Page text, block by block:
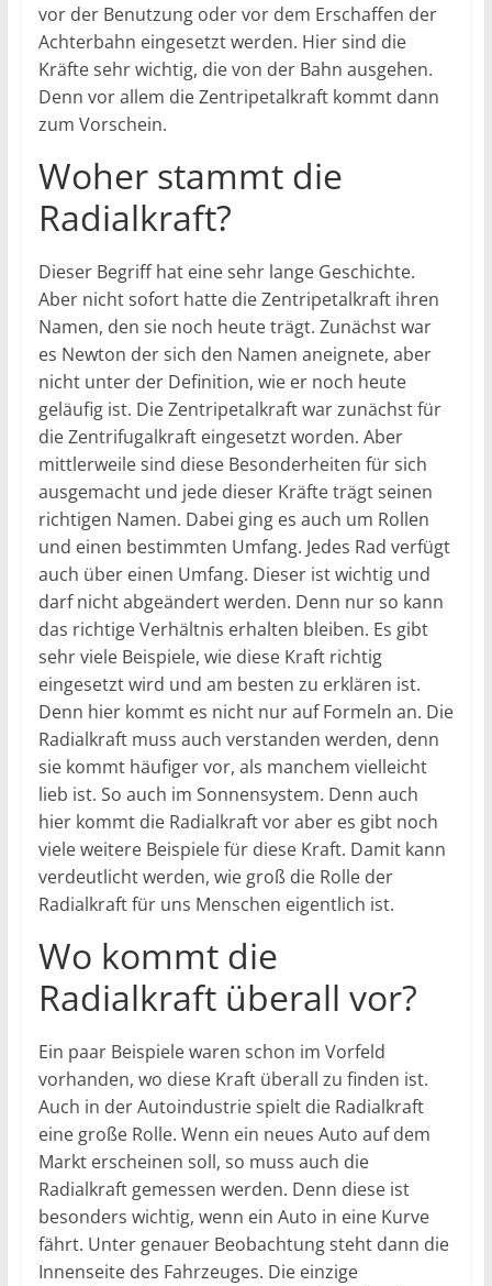
vor der Benutzung oder vor dem Erschaffen der
Achterbahn eingesetzt werden. Hier sind die
Kräfte sehr wichtig, die von der Bahn ausgehen.
Denn vor allem die Zentripetalkraft kommt dann
zum Vorschein.
Woher stammt die
Radialkraft?
Dieser Begriff hat eine sehr lange Geschichte.
Aber nicht sofort hatte die Zentripetalkraft ihren
Namen, den sie noch heute trägt. Zunächst war
es Newton der sich den Namen aneignete, aber
nicht unter der Definition, wie er noch heute
geläufig ist. Die Zentripetalkraft war zunächst für
die Zentrifugalkraft eingesetzt worden. Aber
mittlerweile sind diese Besonderheiten für sich
ausgemacht und jede dieser Kräfte trägt seinen
richtigen Namen. Dabei ging es auch um Rollen
und einen bestimmten Umfang. Jedes Rad verfügt
auch über einen Umfang. Dieser ist wichtig und
darf nicht abgeändert werden. Denn nur so kann
das richtige Verhältnis erhalten bleiben. Es gibt
sehr viele Beispiele, wie diese Kraft richtig
eingesetzt wird und am besten zu erklären ist.
Denn hier kommt es nicht nur auf Formeln an. Die
Radialkraft muss auch verstanden werden, denn
sie kommt häufiger vor, als manchem vielleicht
lieb ist. So auch im Sonnensystem. Denn auch
hier kommt die Radialkraft vor aber es gibt noch
viele weitere Beispiele für diese Kraft. Damit kann
verdeutlicht werden, wie groß die Rolle der
Radialkraft für uns Menschen eigentlich ist.
Wo kommt die
Radialkraft überall vor?
Ein paar Beispiele waren schon im Vorfeld
vorhanden, wo diese Kraft überall zu finden ist.
Auch in der Autoindustrie spielt die Radialkraft
eine große Rolle. Wenn ein neues Auto auf dem
Markt erscheinen soll, so muss auch die
Radialkraft gemessen werden. Denn diese ist
besonders wichtig, wenn ein Auto in eine Kurve
fährt. Unter genauer Beobachtung steht dann die
Innenseite des Fahrzeuges. Die einzige